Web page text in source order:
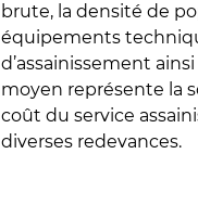
brute, la densité de
équipements
d’assainissement
moyen représente la
coût du service
diverses redevances.